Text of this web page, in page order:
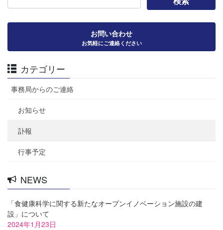
お問い合わせ
お気軽にご連絡ください
カテゴリー
事務局からのご連絡
お知らせ
訃報
行事予定
NEWS
「食健康科学に関する新たなオープンイノベーション施設の建
設」について
2024年1月23日